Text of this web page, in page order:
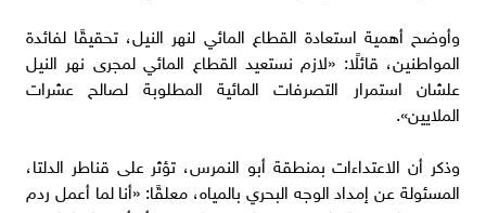
وأوضح أهمية استعادة القطاع المائي لنهر النيل، تحقيقًا لفائدة
المواطنين، قائلًا: «لازم نستعيد القطاع المائي لمجرى نهر النيل
علشان استمرار التصرفات المائية المطلوبة لصالح عشرات
الملايين».
وذكر أن الاعتداءات بمنطقة أبو النمرس، تؤثر على قناطر الدلتا،
المسئولة عن إمداد الوجه البحري بالمياه، معلقًا: «أنا لما أعمل ردم